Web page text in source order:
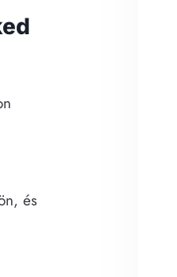
és